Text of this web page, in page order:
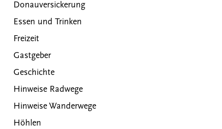
Donauversickerung
Essen und Trinken
Freizeit
Gastgeber
Geschichte
Hinweise Radwege
Hinweise Wanderwege
Höhlen